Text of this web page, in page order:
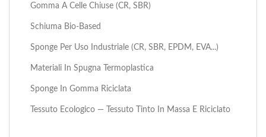
Gomma A Celle Chiuse (CR, SBR)
Schiuma Bio-Based
Sponge Per Uso Industriale (CR, SBR, EPDM, EVA...)
Materiali In Spugna Termoplastica
Sponge In Gomma Riciclata
Tessuto Ecologico — Tessuto Tinto In Massa E Riciclato